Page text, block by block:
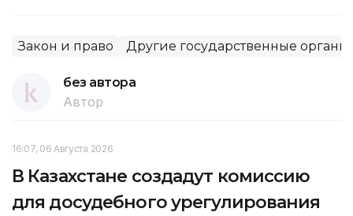
Закон и право Другие государственные органы
без автора
Автор
16:07, 06 Августа 2026
В Казахстане создадут комиссию
для досудебного урегулирования